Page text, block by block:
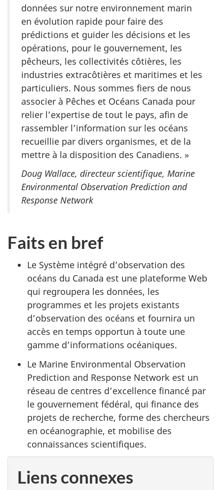
données sur notre environnement marin
en évolution rapide pour faire des
prédictions et guider les décisions et les
opérations, pour le gouvernement, les
pêcheurs, les collectivités côtières, les
industries extracôtières et maritimes et les
particuliers. Nous sommes fiers de nous
associer à Pêches et Océans Canada pour
relier l’expertise de tout le pays, afin de
rassembler l’information sur les océans
recueillie par divers organismes, et de la
mettre à la disposition des Canadiens. »
Doug Wallace, directeur scientifique, Marine
Environmental Observation Prediction and
Response Network
Faits en bref
Le Système intégré d’observation des
océans du Canada est une plateforme Web
qui regroupera les données, les
programmes et les projets existants
d’observation des océans et fournira un
accès en temps opportun à toute une
gamme d’informations océaniques.
Le Marine Environmental Observation
Prediction and Response Network est un
réseau de centres d’excellence financé par
le gouvernement fédéral, qui finance des
projets de recherche, forme des chercheurs
en océanographie, et mobilise des
connaissances scientifiques.
Liens connexes